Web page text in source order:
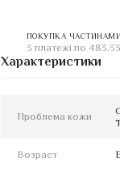
ПОКУПКА ЧАСТИНАМИ
3 платежі по
Характеристики
Проблема кожи
Возраст